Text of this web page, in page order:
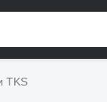
TKS